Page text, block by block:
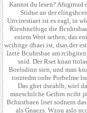
Kannst du lesen? Afugrnud
Stidue an der elingshcen
Unvirestiaet ist es eagl, in
Rienhnelfoge die
eniem Wrot sethen, das
wcihitge dbaei ist, dsas der
lzete Bcuhtsbae am
snid. Der Rset knan
Boelsdinn sien, und man
torztedm onhe Porbelme
Das ghet dseahlb, wiel
mneschilche Geihrn nciht
Bchustbaen liset sodnern
als Gnaezs. Wzou aslo